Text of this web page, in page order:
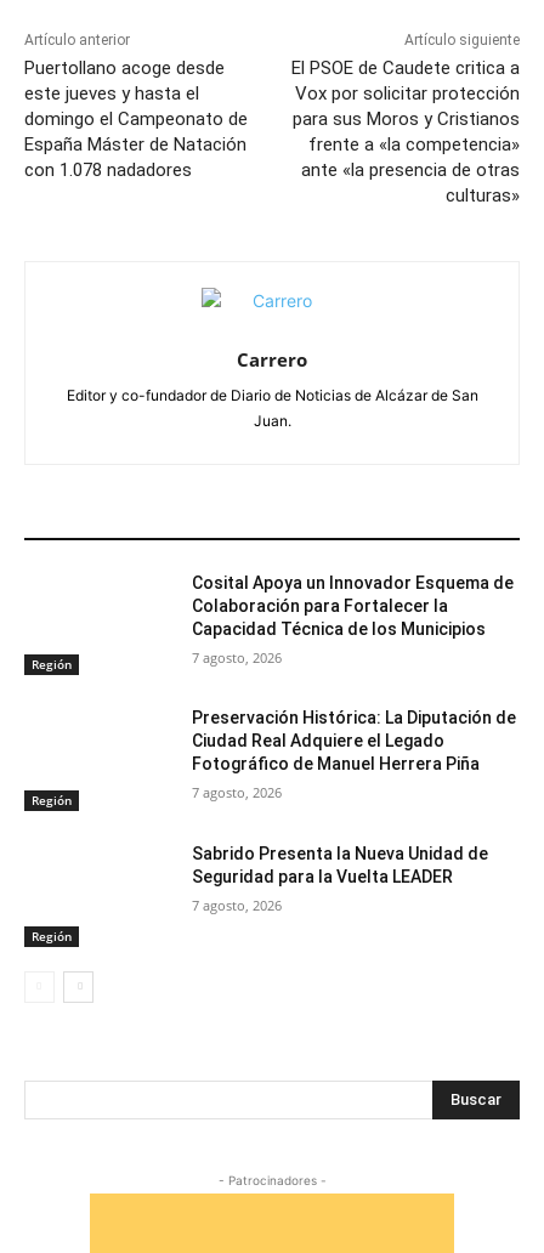
Artículo anterior
Puertollano acoge desde
este jueves y hasta el
domingo el Campeonato de
España Máster de Natación
con 1.078 nadadores
Artículo siguiente
El PSOE de Caudete critica a
Vox por solicitar protección
para sus Moros y Cristianos
frente a «la competencia»
ante «la presencia de otras
culturas»
Carrero
Editor y co-fundador de Diario de Noticias de Alcázar de San
Juan.
Región
Cosital Apoya un Innovador Esquema de
Colaboración para Fortalecer la
Capacidad Técnica de los Municipios
7 agosto, 2026
Región
Preservación Histórica: La Diputación de
Ciudad Real Adquiere el Legado
Fotográfico de Manuel Herrera Piña
7 agosto, 2026
Región
Sabrido Presenta la Nueva Unidad de
Seguridad para la Vuelta LEADER
7 agosto, 2026
Buscar
- Patrocinadores -